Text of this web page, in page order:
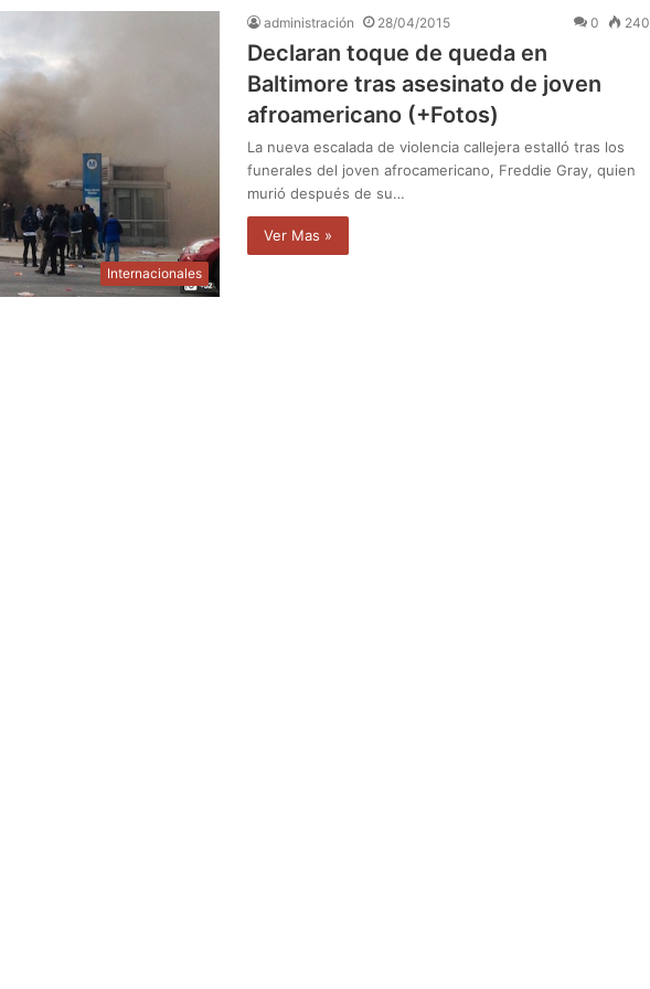
Internacionales
administración 28/04/2015 0 240
Declaran toque de queda en
Baltimore tras asesinato de joven
afroamericano (+Fotos)
La nueva escalada de violencia callejera estalló tras los
funerales del joven afrocamericano, Freddie Gray, quien
murió después de su…
Ver Mas »